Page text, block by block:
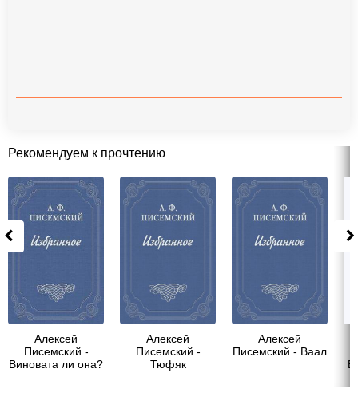
Рекомендуем к прочтению
Алексей
Писемский -
Виновата ли она?
Алексей
Писемский -
Тюфяк
Алексей
Писемский - Ваал